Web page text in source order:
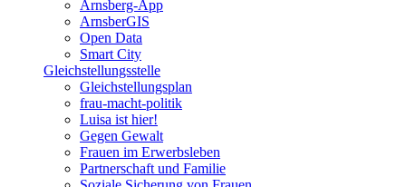
Arnsberg-App
ArnsberGIS
Open Data
Smart City
Gleichstellungsstelle
Gleichstellungsplan
frau-macht-politik
Luisa ist hier!
Gegen Gewalt
Frauen im Erwerbsleben
Partnerschaft und Familie